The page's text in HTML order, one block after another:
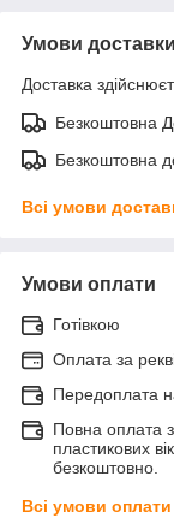
Умови доставки
Доставка
Безкоштовна
Безкоштовна
Всі умови
Умови оплати
Готівкою
Оплата за
Передоплата
Повна оплата
пластикових
безкоштовно.
Всі умови оплати